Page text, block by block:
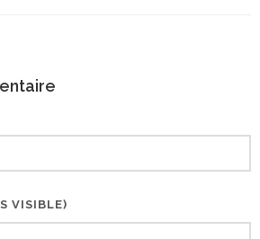
VISIBLE)